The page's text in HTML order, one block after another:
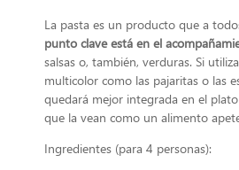
La pasta es un producto que a
punto clave está en el
salsas o, también, verduras. Si
multicolor como las pajaritas o las
quedará mejor integrada en el
que la vean como un alimento
Ingredientes (para 4 personas):